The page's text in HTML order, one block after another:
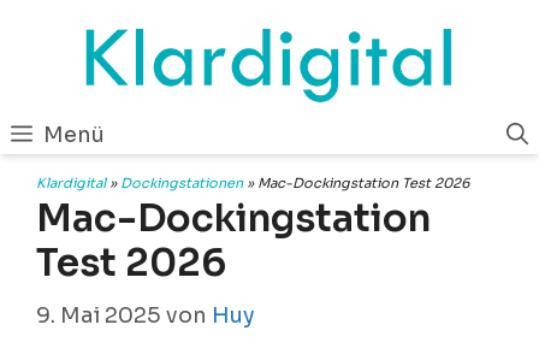
springen
Menü
Klardigital» Dockingstationen» Mac-Dockingstation Test 2026
Mac-Dockingstation
Test 2026
9. Mai 2025 von Huy